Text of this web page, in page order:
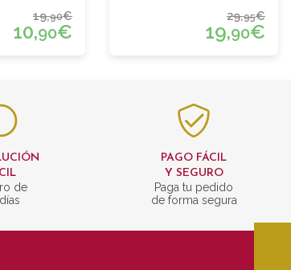
19,90€
10,90€
29,95€
19,90€
de
PAGO FÁCIL
Y SEGURO
Paga tu pedido
de forma segura